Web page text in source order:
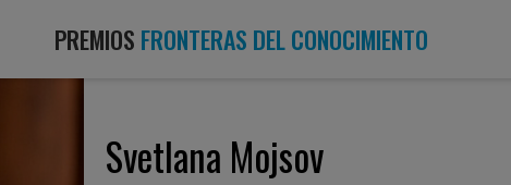
PREMIOS FRONTERAS DEL CONOCIMIENTO
Svetlana Mojsov